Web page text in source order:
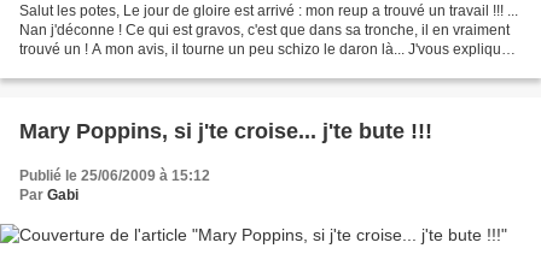
Salut les potes, Le jour de gloire est arrivé : mon reup a trouvé un travail !!! ...
Nan j'déconne ! Ce qui est gravos, c'est que dans sa tronche, il en vraiment
trouvé un ! A mon avis, il tourne un peu schizo le daron là... J'vous explique :
Mary Poppins, si j'te croise... j'te bute !!!
Publié le 25/06/2009 à 15:12
Par Gabi